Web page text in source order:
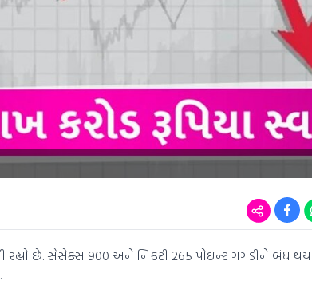
રહ્યો છે. સેંસેક્સ 900 અને નિફ્ટી 265 પોઇન્ટ ગગડીને બંધ